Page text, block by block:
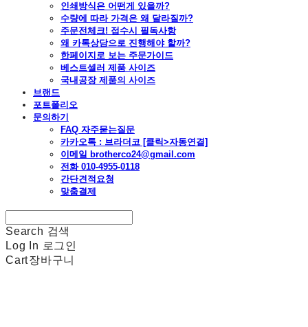
인쇄방식은 어떤게 있을까?
수량에 따라 가격은 왜 달라질까?
주문전체크! 접수시 필독사항
왜 카톡상담으로 진행해야 할까?
한페이지로 보는 주문가이드
베스트셀러 제품 사이즈
국내공장 제품의 사이즈
브랜드
포트폴리오
문의하기
FAQ 자주묻는질문
카카오톡 : 브라더코 [클릭>자동연결]
이메일 brotherco24@gmail.com
전화 010-4955-0118
간단견적요청
맞춤결제
Search 검색
Log In 로그인
Cart장바구니